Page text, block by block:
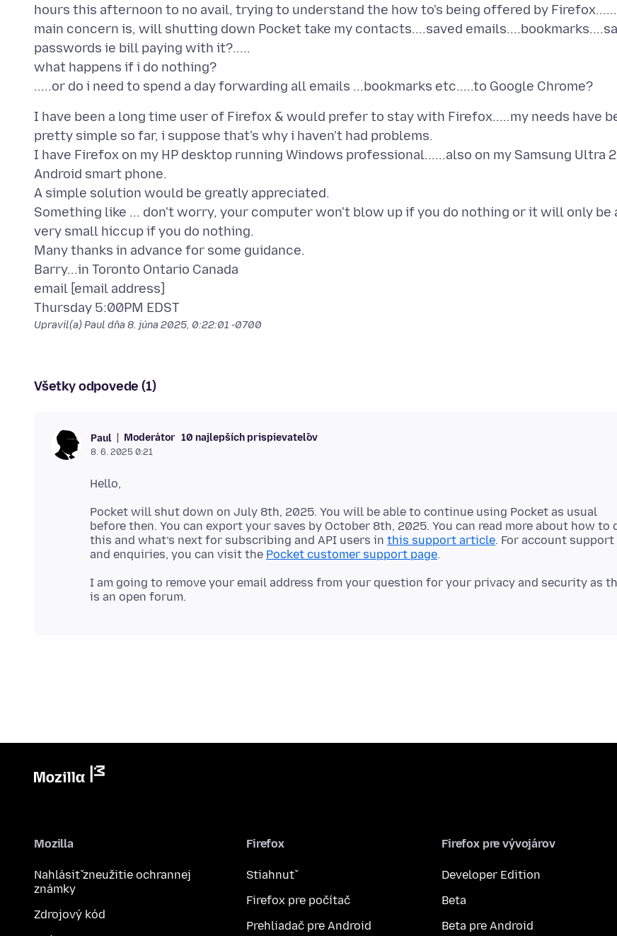
hours this afternoon to no avail, trying to understand the how to's being offered by
main concern is, will shutting down Pocket take my contacts....saved
passwords ie bill paying with it?.....
what happens if i do nothing?
I have been a long time user of Firefox & would prefer to stay with Firefox.....my needs have
pretty simple so far, i suppose that's why i haven't had problems.
I have Firefox on my HP desktop running Windows professional......also on my Samsung Ultra
Android smart phone.
A simple solution would be greatly appreciated.
Something like ... don't worry, your computer won't blow up if you do nothing or it will only be
very small hiccup if you do nothing.
Many thanks in advance for some guidance.
Barry...in Toronto Ontario Canada
email [email address]
Upravil(a) Paul dňa 8. júna 2025, 0:22:01 -0700
Všetky odpovede (1)
Paul Moderátor 10 najlepších prispievateľov
8. 6. 2025 0:21
Pocket will shut down on July 8th, 2025. You will be able to continue using Pocket as usual
before then. You can export your saves by October 8th, 2025. You can read more about how to
this and what’s next for subscribing and API users in this support article. For account support
and enquiries, you can visit the Pocket customer support page
I am going to remove your email address from your question for your privacy and security as
Mozilla
Nahlásiť zneužitie ochrannej
známky
Zdrojový kód
Firefox
Stiahnuť
Firefox pre počítač
Prehliadač pre Android
Firefox pre vývojárov
Developer Edition
Beta
Beta pre Android